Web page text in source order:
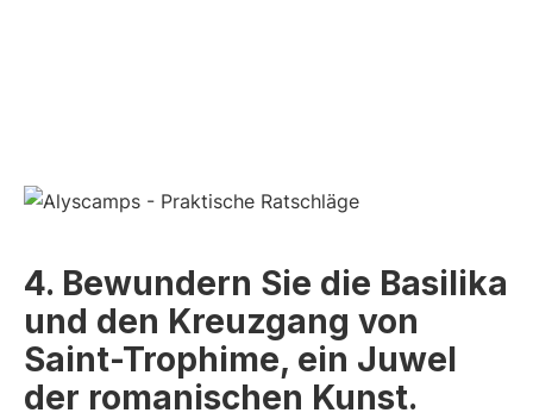
4. Bewundern Sie die Basilika
und den Kreuzgang von
Saint-Trophime, ein Juwel
der romanischen Kunst.